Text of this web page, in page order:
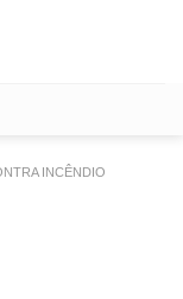
INCÊNDIO